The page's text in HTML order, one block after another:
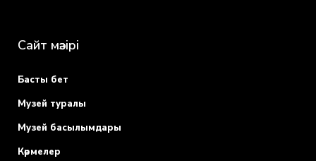
7
Күнтізбе, ашық хат, плакат, жарнама
Сайт мәзірі
Басты бет
Музей туралы
Музей басылымдары
Көрмелер